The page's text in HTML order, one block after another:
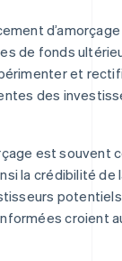
de fonds
et
des
est souvent
la crédibilité
potentiels
croient